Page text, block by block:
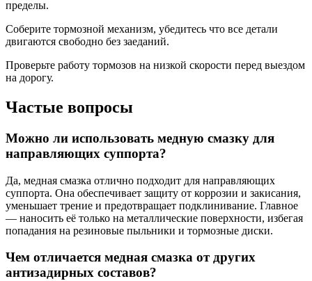
пределы.
Соберите тормозной механизм, убедитесь что все детали
двигаются свободно без заеданий.
Проверьте работу тормозов на низкой скорости перед выездом
на дорогу.
Частые вопросы
Можно ли использовать медную смазку для
направляющих суппорта?
Да, медная смазка отлично подходит для направляющих
суппорта. Она обеспечивает защиту от коррозии и закисания,
уменьшает трение и предотвращает подклинивание. Главное
— наносить её только на металлические поверхности, избегая
попадания на резиновые пыльники и тормозные диски.
Чем отличается медная смазка от других
антизадирных составов?